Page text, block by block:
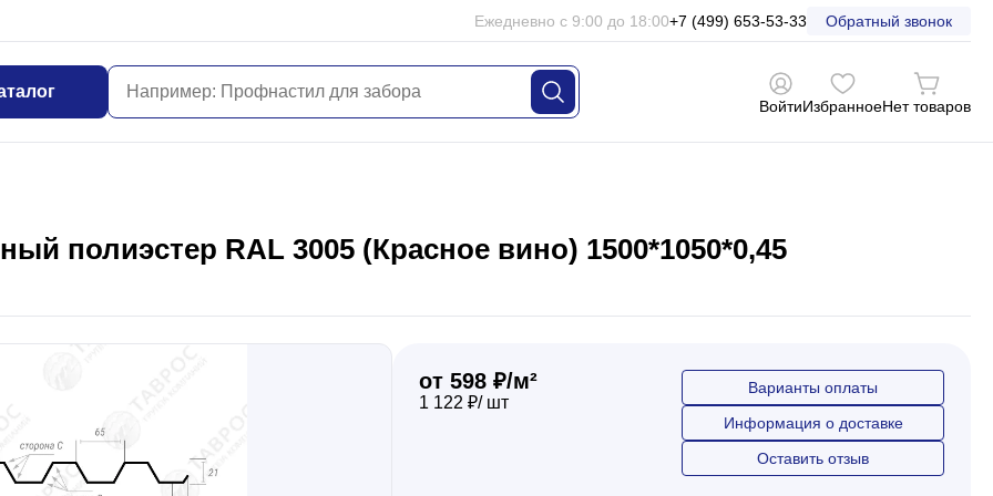
Ежедневно с 9:00 до 18:00+7 (499) 653-53-33 Обратный звонок
ВойтиИзбранноеНет товаров
полиэстер RAL 3005 (Красное вино) 1500*1050*0,45
от 598 ₽/м²
1 122 ₽/ шт
Варианты оплаты
Информация о доставке
Оставить отзыв